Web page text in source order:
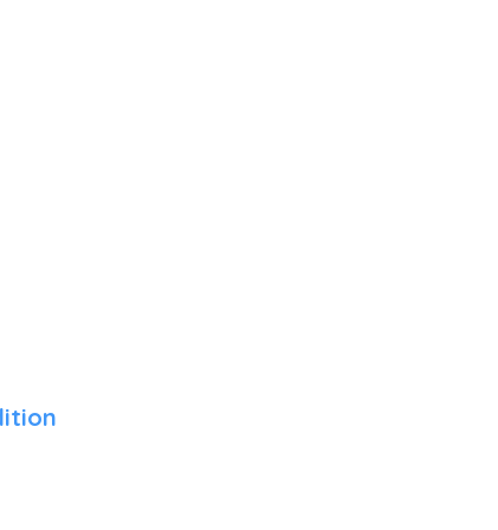
con esta versión, aprovechando las funciones únicas de la
las versiones en la nube. Requiem corre de forma nativa en
estables y una iluminación realista que aprovecha el trazado
nuevos Joy-Con, puedes sentir la diferencia entre el latido
la tecnología SSD de la consola elimina casi por completo
en tarjeta física, esta edición incluye el modo fotografía